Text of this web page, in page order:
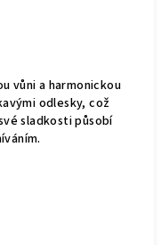
vůni a harmonickou
odlesky, což
sladkosti působí